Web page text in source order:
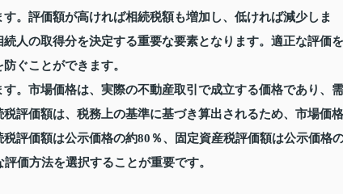
。評価額が高ければ相続税額も増加し、低ければ減少しま
人の取得分を決定する重要な要素となります。適正な評価を
ぐことができます。
。市場価格は、実際の不動産取引で成立する価格であり、需
評価額は、税務上の基準に基づき算出されるため、市場価格
評価額は公示価格の約80％、固定資産税評価額は公示価格
価方法を選択することが重要です。